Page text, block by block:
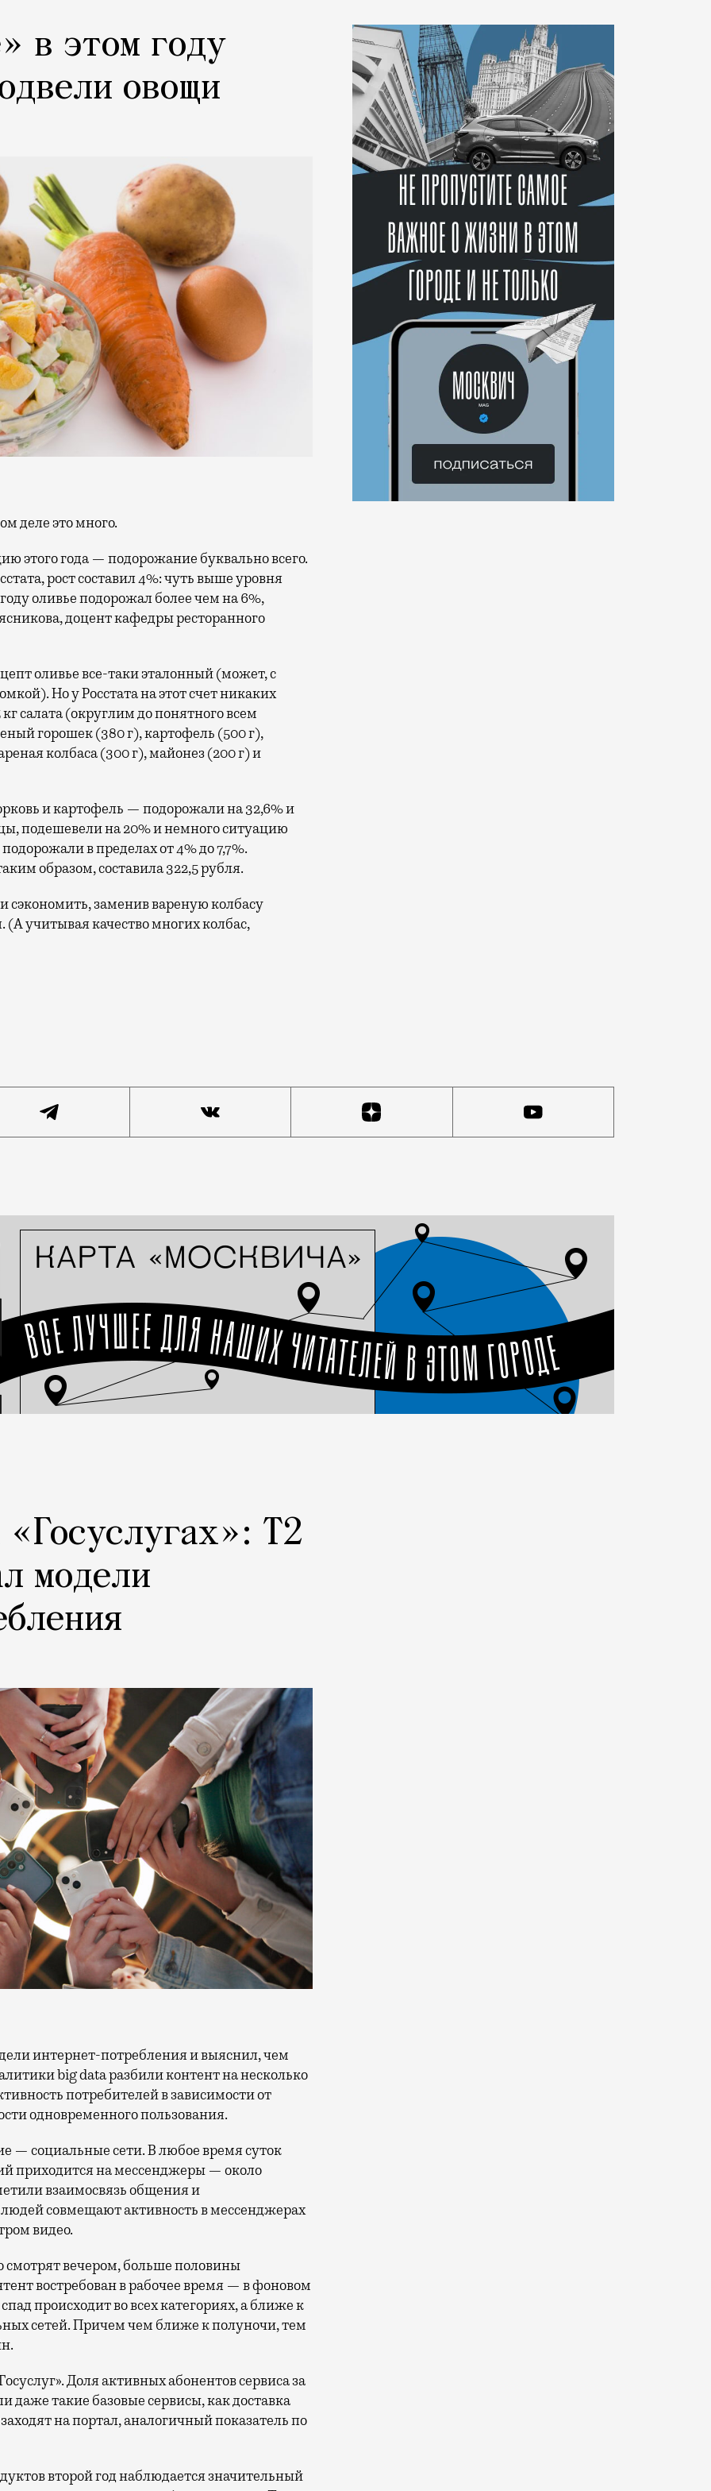
в этом году
овощи
деле это много.
этого года — подорожание буквально всего.
рост составил 4%: чуть выше уровня
оливье подорожал более чем на 6%,
доцент кафедры ресторанного
оливье все-таки эталонный (может, с
Но у Росстата на этот счет никаких
салата (округлим до понятного всем
горошек (380 г), картофель (500 г),
колбаса (300 г), майонез (200 г) и
и картофель — подорожали на 32,6% и
подешевели на 20% и немного ситуацию
в пределах от 4% до 7,7%.
образом, составила 322,5 рубля.
сэкономить, заменив вареную колбасу
(А учитывая качество многих колбас,
это много. Индекс хорошо отражает тенденцию этого года — подорожание буквально всего. В
Т2
модели
big data разбили контент на несколько
потребителей в зависимости от
одновременного пользования.
— социальные сети. В любое время суток
приходится на мессенджеры — около
взаимосвязь общения и
совмещают активность в мессенджерах
видео.
смотрят вечером, больше половины
востребован в рабочее время — в фоновом
происходит во всех категориях, а ближе к
сетей. Причем чем ближе к полуночи, тем
Доля активных абонентов сервиса за
даже такие базовые сервисы, как доставка
на портал, аналогичный показатель по
второй год наблюдается значительный